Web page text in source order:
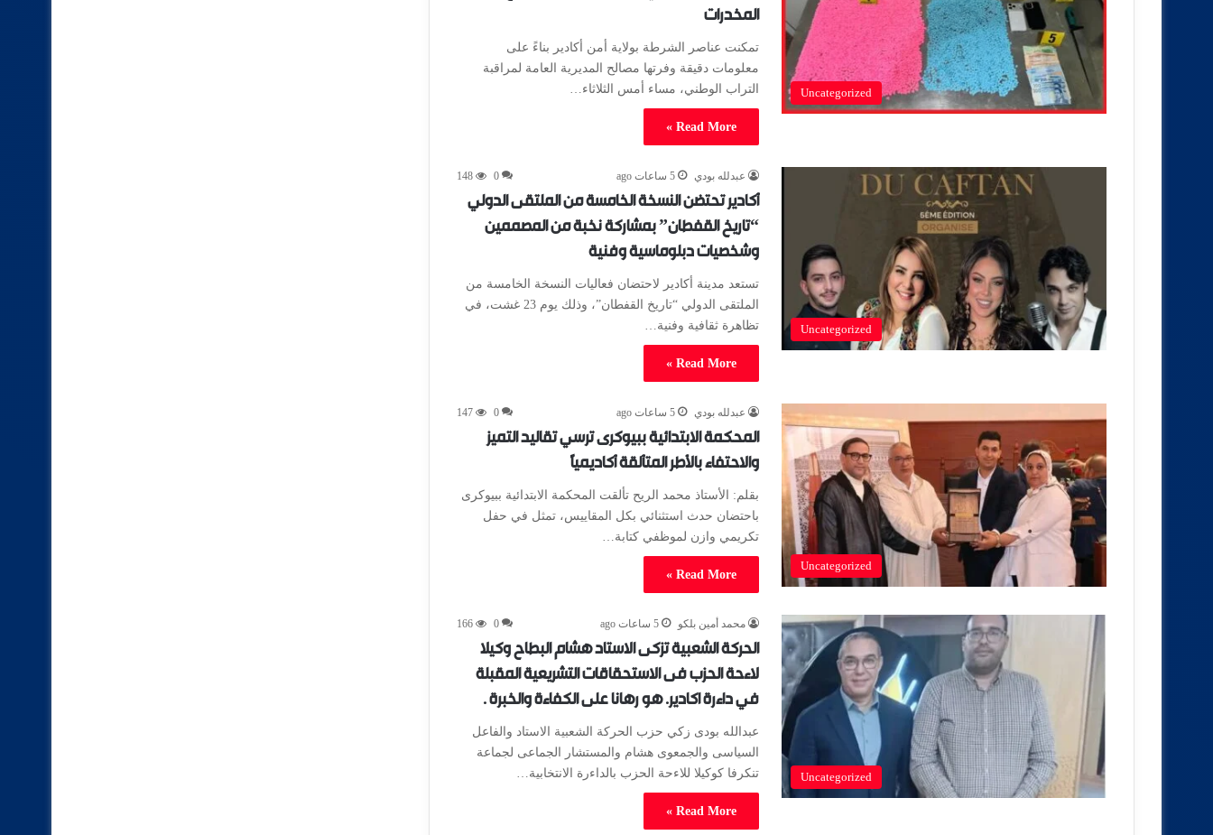
Uncategorized
المخدرات
تمكنت عناصر الشرطة بولاية أمن أكادير بناءً على
معلومات دقيقة وفرتها مصالح المديرية العامة لمراقبة
التراب الوطني، مساء أمس الثلاثاء…
Read More »
Uncategorized
عبدلله بودي 5 ساعات ago 0
148
أكادير تحتضن النسخة الخامسة من الملتقى الدولي
“تاريخ القفطان” بمشاركة نخبة من المصممين
وشخصيات دبلوماسية وفنية
تستعد مدينة أكادير لاحتضان فعاليات النسخة الخامسة من
الملتقى الدولي “تاريخ القفطان”، وذلك يوم 23 غشت، في
تظاهرة ثقافية وفنية…
Read More »
Uncategorized
عبدلله بودي 5 ساعات ago 0
147
المحكمة الابتدائية ببيوكرى ترسي تقاليد التميز
والاحتفاء بالأطر المتألقة أكاديمياً
بقلم: الأستاذ محمد الريح تألقت المحكمة الابتدائية ببيوكرى
باحتضان حدث استثنائي بكل المقاييس، تمثل في حفل
تكريمي وازن لموظفي كتابة…
Read More »
Uncategorized
محمد أمين بلكو 5 ساعات ago 0
166
الحركة الشعبية تزكى الاستاد هشام البطاح وكيلا
لاءحة الحزب فى الاستحقاقات التشريعية المقبلة
في داءرة اكادير. هو رهانا على الكفاءة والخبرة .
عبدالله بودى زكي حزب الحركة الشعبية الاستاد والفاعل
السياسى والجمعوى هشام والمستشار الجماعى لجماعة
تنكرفا كوكيلا للاءحة الحزب بالداءرة الانتخابية…
Read More »